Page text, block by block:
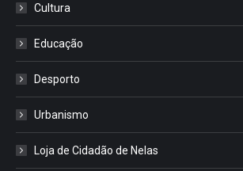
Cultura
Educação
Desporto
Urbanismo
Loja de Cidadão de Nelas